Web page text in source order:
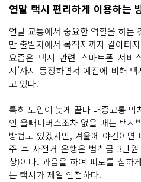
연말 택시 편리하게 이용하는
연말 교통에서 중요한 역할을 하는
만 출발지에서 목적지까지 갈아타
요즘은 택시 관련 스마트폰 서비
시’까지 등장하면서 예전에 비해
고 있다.
특히 모임이 늦게 끝나 대중교통
인 올빼미버스조차 없을 때는 택시
방법도 있겠지만, 겨울에 야간이면
주 후 자전거 운행은 범칙금 3만
상)이다. 과음을 하여 피로를 심하
는 택시가 제일 안전하다.